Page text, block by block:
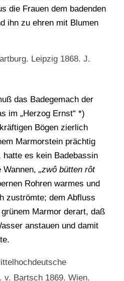
die Frauen dem badenden
ihn zu ehren mit Blumen
Leipzig 1868. J.
das Badegemach der
im „Herzog Ernst“ *)
Bögen zierlich
Marmorstein prächtig
hatte es kein Badebassin
„zwô bütten rôt
Rohren warmes und
zuströmte; dem Abfluss
Marmor derart, daß
anstauen und damit
v. Bartsch 1869. Wien.